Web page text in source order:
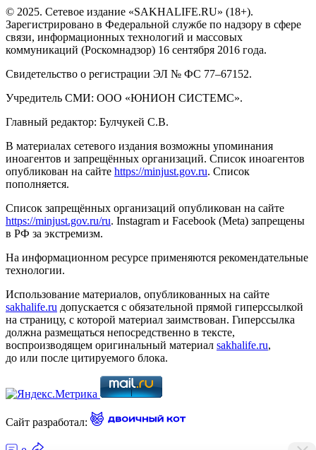
© 2025. Сетевое издание «SAKHALIFE.RU» (18+).
Зарегистрировано в Федеральной службе по надзору в сфере
связи, информационных технологий и массовых
коммуникаций (Роскомнадзор) 16 сентября 2016 года.
Свидетельство о регистрации ЭЛ № ФС 77–67152.
Учредитель СМИ: ООО «ЮНИОН СИСТЕМС».
Главный редактор: Булчукей С.В.
В материалах сетевого издания возможны упоминания
иноагентов и запрещённых организаций. Список иноагентов
опубликован на сайте https://minjust.gov.ru. Список
пополняется.
Список запрещённых организаций опубликован на сайте
https://minjust.gov.ru/ru. Instagram и Facebook (Metа) запрещены
в РФ за экстремизм.
На информационном ресурсе применяются рекомендательные
технологии.
Использование материалов, опубликованных на сайте
sakhalife.ru допускается с обязательной прямой гиперссылкой
на страницу, с которой материал заимствован. Гиперссылка
должна размещаться непосредственно в тексте,
воспроизводящем оригинальный материал sakhalife.ru,
до или после цитируемого блока.
Сайт разработал: